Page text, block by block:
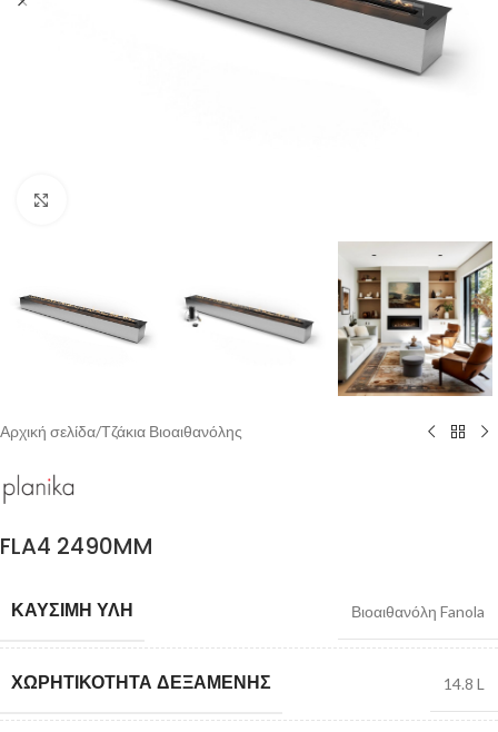
Αρχική σελίδα/Τζάκια Βιοαιθανόλης
FLA4 2490MM
ΚΑΎΣΙΜΗ ΎΛΗ Βιοαιθανόλη Fanola
ΧΩΡΗΤΙΚΌΤΗΤΑ ΔΕΞΑΜΈΝΗΣ 14.8 L